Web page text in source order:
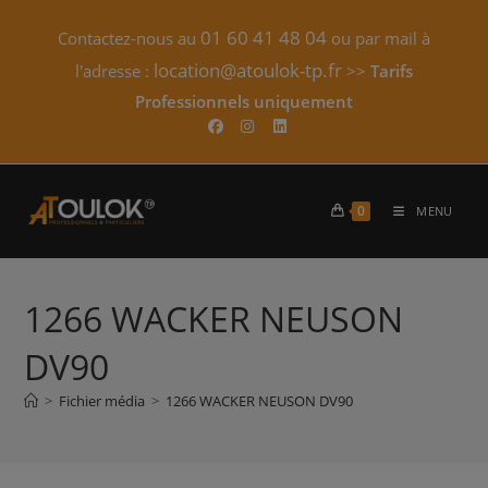
Contactez-nous au 01 60 41 48 04 ou par mail à
l'adresse : location@atoulok-tp.fr >> Tarifs
Professionnels uniquement​
0 MENU
1266 WACKER NEUSON
DV90
> Fichier média > 1266 WACKER NEUSON DV90